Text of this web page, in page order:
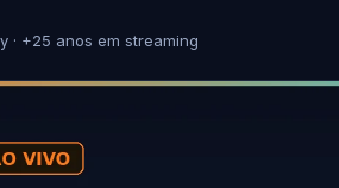
· +25 anos em streaming